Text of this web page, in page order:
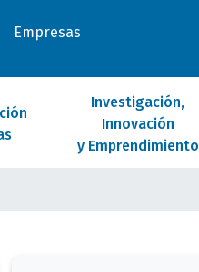
Empresas
Investigación,
Innovación
y Emprendimiento